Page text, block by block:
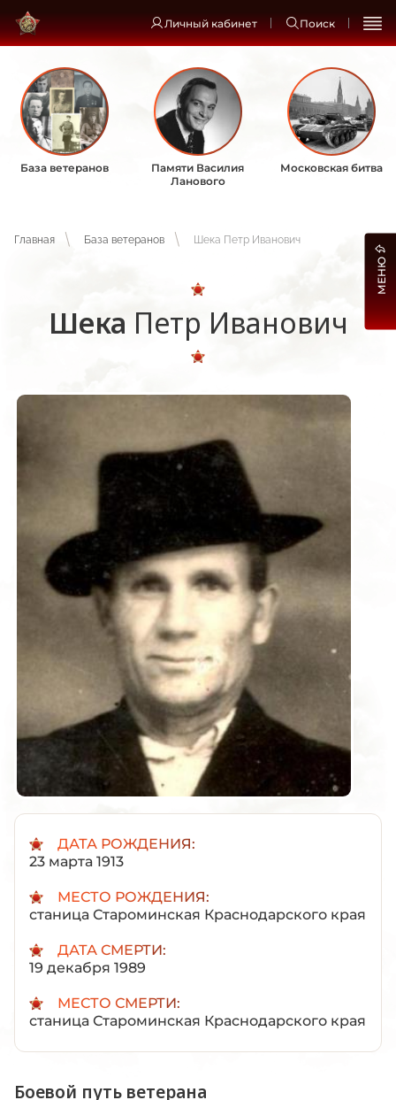
Личный кабинет Поиск
База ветеранов
Памяти Василия
Ланового
Московская битва
Главная База ветеранов Шека Петр Иванович
Шека Петр Иванович
ДАТА РОЖДЕНИЯ:
23 марта 1913
МЕСТО РОЖДЕНИЯ:
станица Староминская Краснодарского края
ДАТА СМЕРТИ:
19 декабря 1989
МЕСТО СМЕРТИ:
станица Староминская Краснодарского края
Боевой путь ветерана
МЕНЮ